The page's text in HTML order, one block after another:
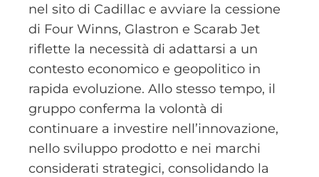
nel sito di Cadillac e avviare la cessione
di Four Winns, Glastron e Scarab Jet
riflette la necessità di adattarsi a un
contesto economico e geopolitico in
rapida evoluzione. Allo stesso tempo, il
gruppo conferma la volontà di
continuare a investire nell’innovazione,
nello sviluppo prodotto e nei marchi
considerati strategici, consolidando la